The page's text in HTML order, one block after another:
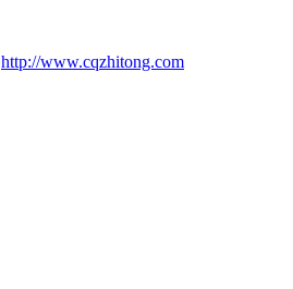
http://www.cqzhitong.com